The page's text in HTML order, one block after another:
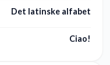
Det latinske alfabet
Ciao!